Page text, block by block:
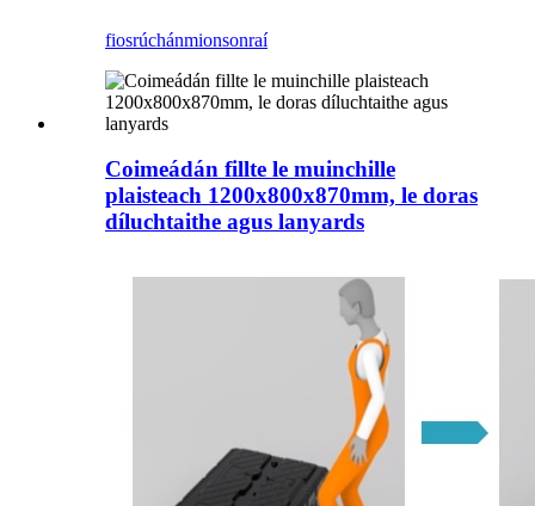
fiosrúchánmionsonraí
Coimeádán fillte le muinchille
plaisteach 1200x800x870mm, le doras
díluchtaithe agus lanyards